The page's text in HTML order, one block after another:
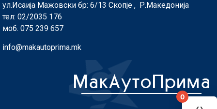
ул.Исаија Мажовски бр: 6/13 Скопје , Р.Македонија
тел: 02/2035 176
моб. 075 239 657
info@makautoprima.mk
0